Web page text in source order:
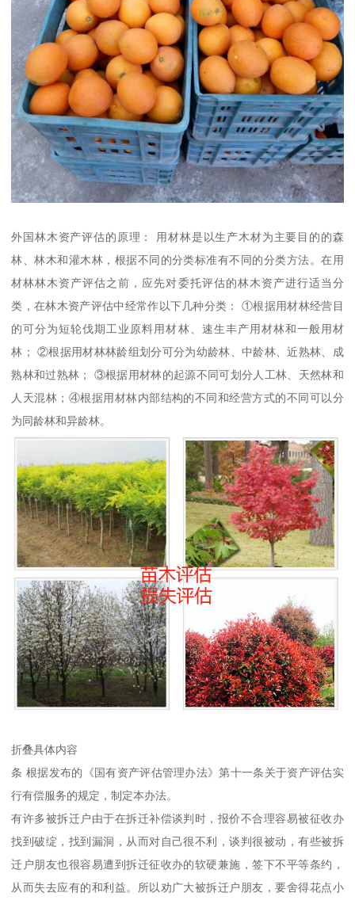
外国林木资产评估的原理： 用材林是以生产木材为主要目的的森
林、林木和灌木林，根据不同的分类标准有不同的分类方法。在用
材林林木资产评估之前，应先对委托评估的林木资产进行适当分
类，在林木资产评估中经常作以下几种分类： ①根据用材林经营目
的可分为短轮伐期工业原料用材林、速生丰产用材林和一般用材
林； ②根据用材林林龄组划分可分为幼龄林、中龄林、近熟林、成
熟林和过熟林； ③根据用材林的起源不同可划分人工林、天然林和
人天混林；④根据用材林内部结构的不同和经营方式的不同可以分
为同龄林和异龄林。
折叠具体内容
条 根据发布的《国有资产评估管理办法》第十一条关于资产评估实
行有偿服务的规定，制定本办法。
有许多被拆迁户由于在拆迁补偿谈判时，报价不合理容易被征收办
找到破绽，找到漏洞，从而对自己很不利，谈判很被动，有些被拆
迁户朋友也很容易遭到拆迁征收办的软硬兼施，签下不平等条约，
从而失去应有的和利益。所以劝广大被拆迁户朋友，要舍得花点小